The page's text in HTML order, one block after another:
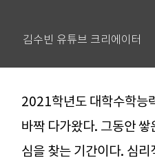
김수빈 유튜브 크리에이터
2021학년도 대학수학능
바짝 다가왔다. 그동안
심을 찾는 기간이다. 심